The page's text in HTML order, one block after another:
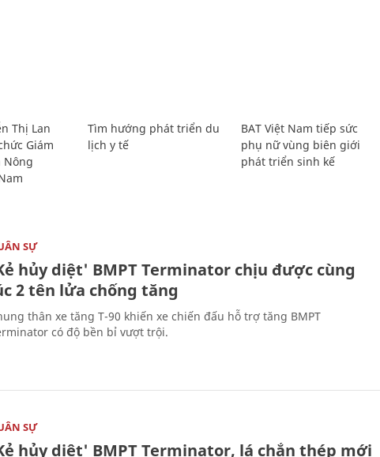
Thị Lan
Giám
Nông
Tìm hướng phát triển du
lịch y tế
BAT Việt Nam tiếp sức
phụ nữ vùng biên giới
phát triển sinh kế
SỰ
hủy diệt' BMPT Terminator chịu được cùng
2 tên lửa chống tăng
thân xe tăng T-90 khiến xe chiến đấu hỗ trợ tăng BMPT
có độ bền bỉ vượt trội.
SỰ
hủy diệt' BMPT Terminator, lá chắn thép mới